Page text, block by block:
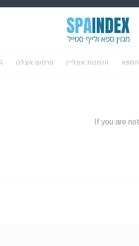
הספא הזמנות אונליין פרסום אצלנו
If you are